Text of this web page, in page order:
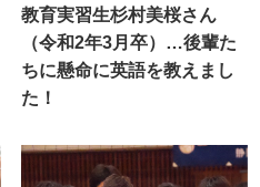
教育実習生杉村美桜さん
（令和2年3月卒）…後輩た
ちに懸命に英語を教えまし
た！